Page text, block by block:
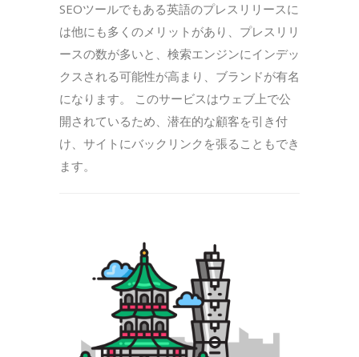
SEOツールでもある英語のプレスリリースに
は他にも多くのメリットがあり、プレスリリ
ースの数が多いと、検索エンジンにインデッ
クスされる可能性が高まり、ブランドが有名
になります。 このサービスはウェブ上で公
開されているため、潜在的な顧客を引き付
け、サイトにバックリンクを張ることもでき
ます。